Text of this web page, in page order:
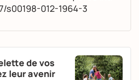
s00198-012-1964-3
de vos
leur avenir